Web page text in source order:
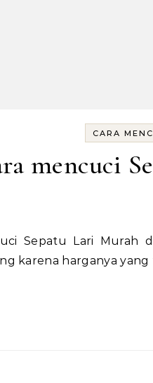
CARA
mencuci
karena harganya